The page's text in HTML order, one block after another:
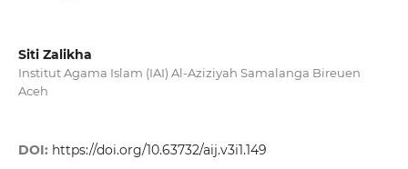
Siti Zalikha
Institut Agama Islam (IAI) Al-Aziziyah Samalanga Bireuen
Aceh
DOI: https://doi.org/10.63732/aij.v3i1.149